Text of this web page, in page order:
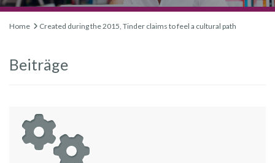
Home Created during the 2015, Tinder claims to feel a cultural path
Beiträge